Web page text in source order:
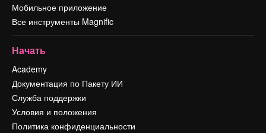
Мобильное приложение
Все инструменты Magnific
Начать
Academy
Документация по Пакету ИИ
Служба поддержки
Условия и положения
Политика конфиденциальности